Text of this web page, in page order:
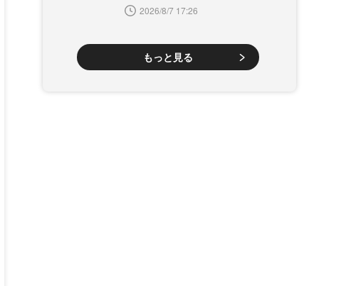
2026/8/7 17:26
もっと見る